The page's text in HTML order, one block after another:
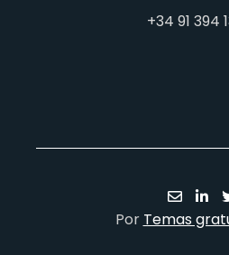
+34 91 394
Por Temas